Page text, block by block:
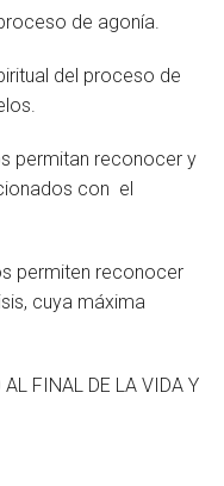
de agonía.
del proceso de
permitan reconocer y
con el
permiten reconocer
cuya máxima
FINAL DE LA VIDA Y